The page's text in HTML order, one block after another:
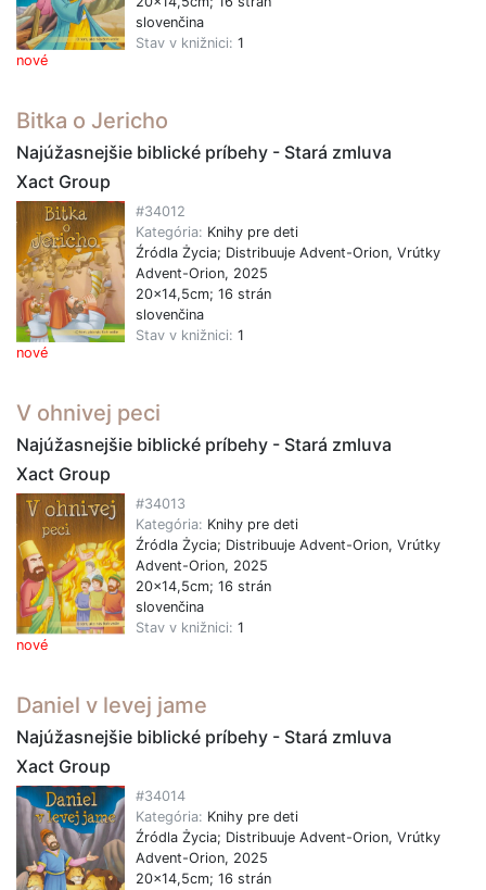
nové
slovenčina
Stav v knižnici: 1
Bitka o Jericho
Najúžasnejšie biblické príbehy - Stará zmluva
Xact Group
nové
#34012
Kategória: Knihy pre deti
Źródla Życia; Distribuuje Advent-Orion, Vrútky
Advent-Orion, 2025
20x14,5cm; 16 strán
slovenčina
Stav v knižnici: 1
V ohnivej peci
Najúžasnejšie biblické príbehy - Stará zmluva
Xact Group
nové
#34013
Kategória: Knihy pre deti
Źródla Życia; Distribuuje Advent-Orion, Vrútky
Advent-Orion, 2025
20x14,5cm; 16 strán
slovenčina
Stav v knižnici: 1
Daniel v levej jame
Najúžasnejšie biblické príbehy - Stará zmluva
Xact Group
#34014
Kategória: Knihy pre deti
Źródla Życia; Distribuuje Advent-Orion, Vrútky
Advent-Orion, 2025
20x14,5cm; 16 strán